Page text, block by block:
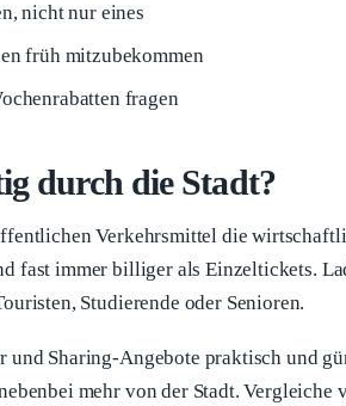
nicht nur eines
früh mitzubekommen
fragen
durch die Stadt?
Verkehrsmittel die
fast immer billiger als Einzeltickets.
Studierende oder Senioren.
und Sharing-Angebote praktisch und
mehr von der Stadt.